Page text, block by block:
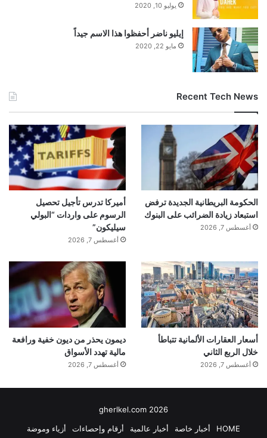
يوليو 10, 2020
إيليو ناضر أحفظوا هذا الاسم جيداً
مايو 22, 2020
Recent Tech News
الحكومة البريطانية الجديدة ترفض
استبعاد زيادة الضرائب على البنوك
أغسطس 7, 2026
أميركا تدرس تأجيل تحصيل
الرسوم على واردات “البولي
سيليكون”
أغسطس 7, 2026
أسعار العقارات الألمانية تتباطأ
خلال الربع الثاني
أغسطس 7, 2026
ديمون يحذر من ديون خفية ورافعة
مالية تهدد الأسواق
أغسطس 7, 2026
gherlkel.com 2026
HOME
أخبار خاصة أخبار عالمية أرقام وإحصاءات أزياء وموضة